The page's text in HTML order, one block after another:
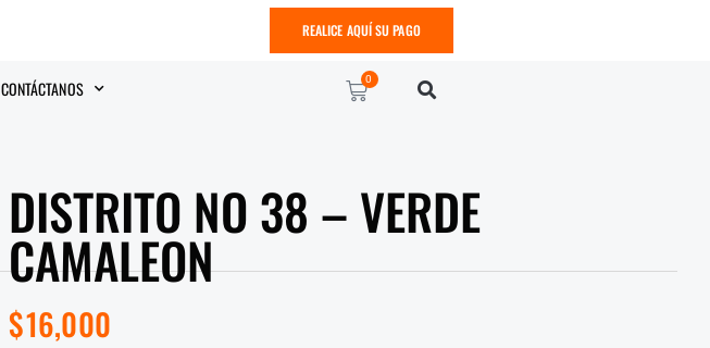
REALICE AQUÍ SU PAGO
CONTÁCTANOS 0
DISTRITO NO 38 – VERDE
CAMALEON
$16,000